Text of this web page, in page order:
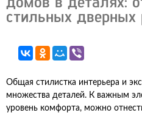
стильных дверных
Общая стилистка интерьера и
множества деталей. К важным
уровень комфорта, можно